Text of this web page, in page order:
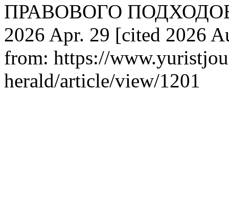
ПРАВОВОГО ПОДХОДОВ.
2026 Apr. 29 [cited 2026
from: https://
herald/article/view/1201